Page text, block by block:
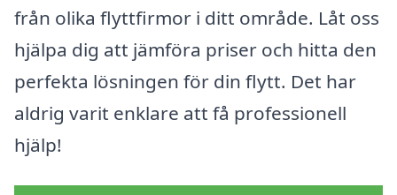
från olika flyttfirmor i ditt område. Låt oss
hjälpa dig att jämföra priser och hitta den
perfekta lösningen för din flytt. Det har
aldrig varit enklare att få professionell
hjälp!